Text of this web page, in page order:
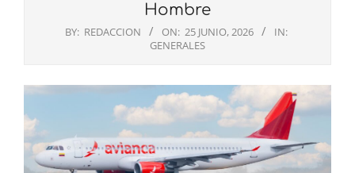
Hombre
BY: REDACCION ON: 25 JUNIO, 2026
IN:
GENERALES